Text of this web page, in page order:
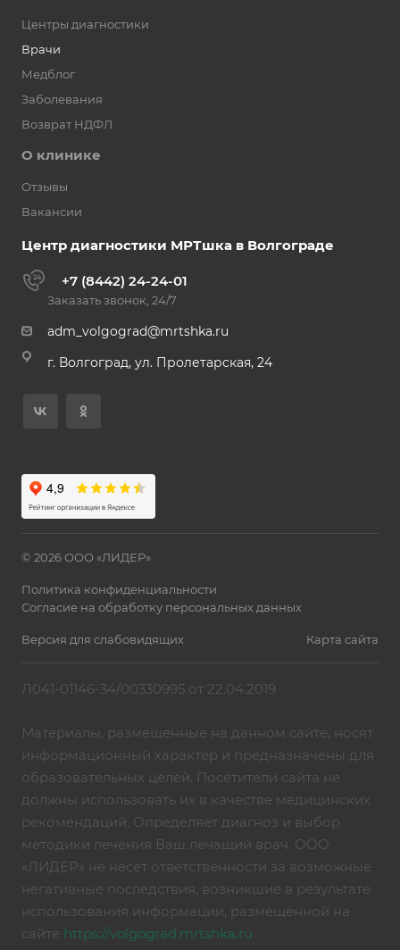
Центры диагностики
Врачи
Медблог
Заболевания
Возврат НДФЛ
О клинике
Отзывы
Вакансии
Центр диагностики МРТшка в Волгограде
+7 (8442) 24-24-01
Заказать звонок, 24/7
adm_volgograd@mrtshka.ru
г. Волгоград, ул. Пролетарская, 24
© 2026 ООО «ЛИДЕР»
Политика конфиденциальности
Согласие на обработку персональных данных
Версия для слабовидящих Карта сайта
Л041-01146-34/00330995 от 22.04.2019
Материалы, размещенные на данном сайте, носят
информационный характер и предназначены для
образовательных целей. Посетители сайта не
должны использовать их в качестве медицинских
рекомендаций. Определяет диагноз и выбор
методики лечения Ваш лечащий врач. ООО
«ЛИДЕР» не несет ответственности за возможные
негативные последствия, возникшие в результате
использования информации, размещённой на
сайте https://volgograd.mrtshka.ru